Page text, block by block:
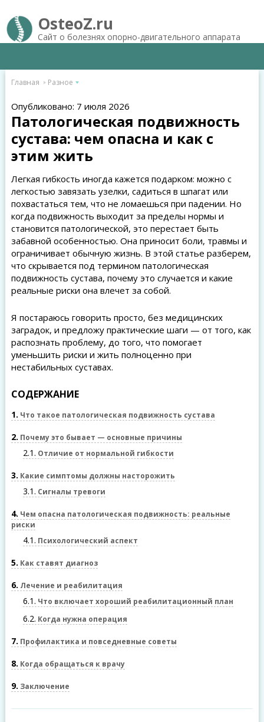
OsteoZ.ru
Сайт о болезнях опорно-двигательного аппарата
Главная Разное
Опубликовано: 7 июля 2026
Патологическая подвижность
сустава: чем опасна и как с
этим жить
Легкая гибкость иногда кажется подарком: можно с
легкостью завязать узелки, садиться в шпагат или
похвастаться тем, что не ломаешься при падении. Но
когда подвижность выходит за пределы нормы и
становится патологической, это перестает быть
забавной особенностью. Она приносит боли, травмы и
ограничивает обычную жизнь. В этой статье разберем,
что скрывается под термином патологическая
подвижность сустава, почему это случается и какие
реальные риски она влечет за собой.
Я постараюсь говорить просто, без медицинских
заградок, и предложу практические шаги — от того, как
распознать проблему, до того, что помогает
уменьшить риски и жить полноценно при
нестабильных суставах.
СОДЕРЖАНИЕ
1 Что такое патологическая подвижность сустава
2 Почему это бывает — основные причины
2.1 Отличие от нормальной гибкости
3 Какие симптомы должны насторожить
3.1 Сигналы тревоги
4 Чем опасна патологическая подвижность: реальные
риски
4.1 Психологический аспект
5 Как ставят диагноз
6 Лечение и реабилитация
6.1 Что включает хороший реабилитационный план
6.2 Когда нужна операция
7 Профилактика и повседневные советы
8 Когда обращаться к врачу
9 Заключение